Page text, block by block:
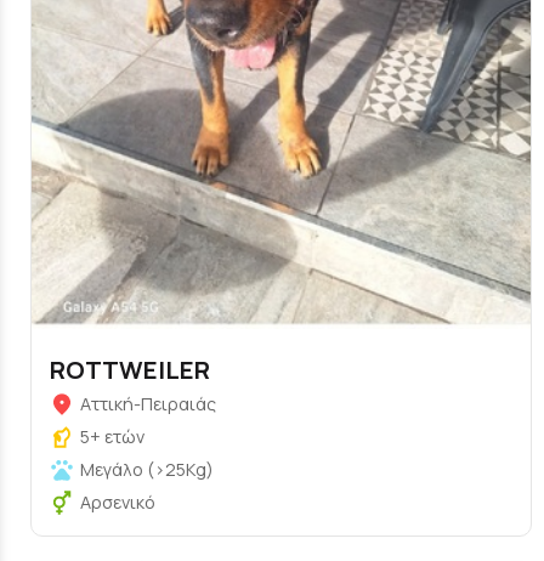
ROTΤWEILER
Αττική-Πειραιάς
5+ ετών
Μεγάλο (>25Kg)
Αρσενικό